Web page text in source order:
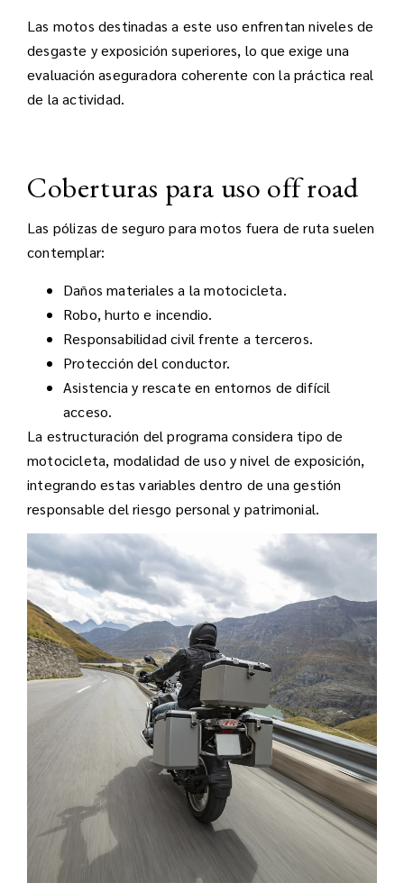
Las motos destinadas a este uso enfrentan niveles de
desgaste y exposición superiores, lo que exige una
evaluación aseguradora coherente con la práctica real
de la actividad.
Coberturas para uso off road
Las pólizas de seguro para motos fuera de ruta suelen
contemplar:
Daños materiales a la motocicleta.
Robo, hurto e incendio.
Responsabilidad civil frente a terceros.
Protección del conductor.
Asistencia y rescate en entornos de difícil
acceso.
La estructuración del programa considera tipo de
motocicleta, modalidad de uso y nivel de exposición,
integrando estas variables dentro de una gestión
responsable del riesgo personal y patrimonial.